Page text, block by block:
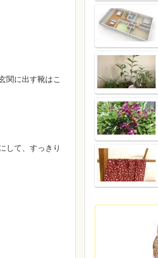
関に出す靴はこ
して、すっきり